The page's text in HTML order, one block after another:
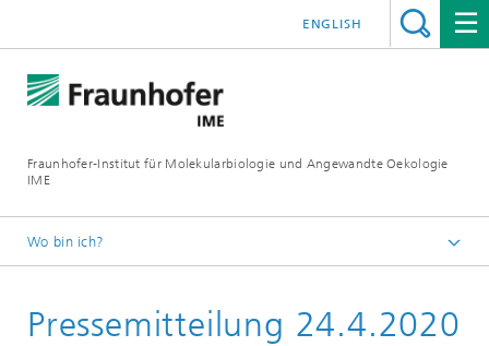
Fraunhofer-Institut für Molekularbiologie und Angewandte Oekologie
IME
ENGLISH
Wo bin ich?
Pressemitteilung 24.4.2020